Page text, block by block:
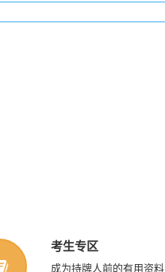
考生专区
成为持牌人前的有用资料